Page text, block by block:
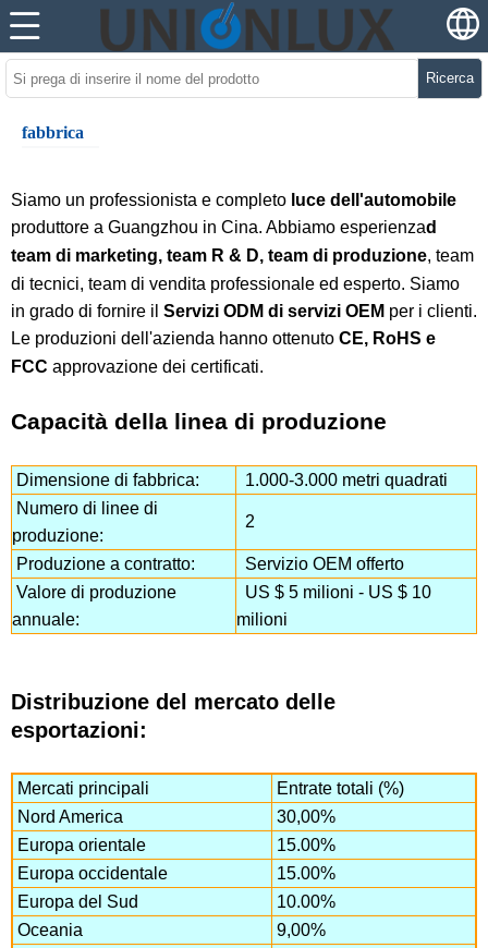
Ricerca
fabbrica
Siamo un professionista e completo luce dell'automobile
produttore a Guangzhou in Cina. Abbiamo esperienzad
team di marketing, team R & D, team di produzione, team
di tecnici, team di vendita professionale ed esperto. Siamo
in grado di fornire il Servizi ODM di servizi OEM per i clienti.
Le produzioni dell'azienda hanno ottenuto CE, RoHS e
FCC approvazione dei certificati.
Capacità della linea di produzione
Dimensione di fabbrica:
1.000-3.000 metri quadrati
Numero di linee di
produzione:
2
Produzione a contratto:
Servizio OEM offerto
Valore di produzione
annuale:
US $ 5 milioni - US $ 10
milioni
Distribuzione del mercato delle
esportazioni:
Mercati principali
Entrate totali (%)
Nord America
30,00%
Europa orientale
15.00%
Europa occidentale
15.00%
Europa del Sud
10.00%
Oceania
9,00%